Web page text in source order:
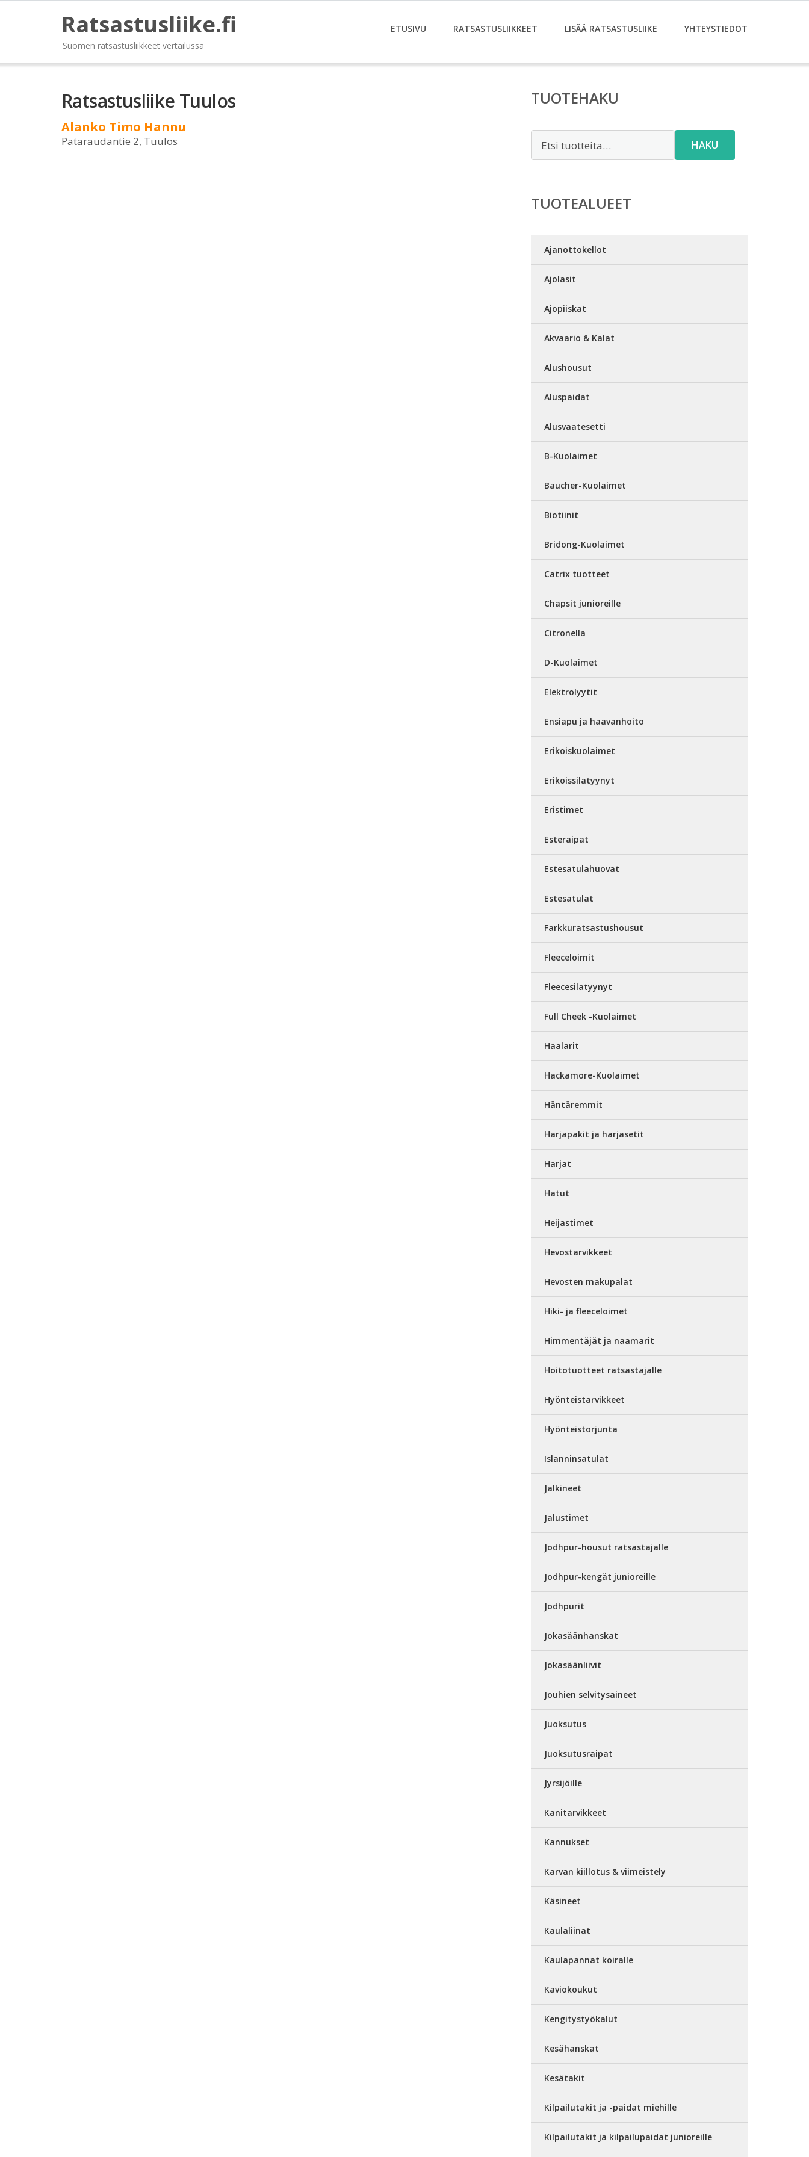
Ratsastusliike.fi
Suomen ratsastusliikkeet vertailussa
ETUSIVU RATSASTUSLIIKKEET LISÄÄ RATSASTUSLIIKE YHTEYSTIEDOT
Ratsastusliike Tuulos
Alanko Timo Hannu
Pataraudantie 2, Tuulos
TUOTEHAKU
HAKU
TUOTEALUEET
Ajanottokellot
Ajolasit
Ajopiiskat
Akvaario & Kalat
Alushousut
Aluspaidat
Alusvaatesetti
B-Kuolaimet
Baucher-Kuolaimet
Biotiinit
Bridong-Kuolaimet
Catrix tuotteet
Chapsit junioreille
Citronella
D-Kuolaimet
Elektrolyytit
Ensiapu ja haavanhoito
Erikoiskuolaimet
Erikoissilatyynyt
Eristimet
Esteraipat
Estesatulahuovat
Estesatulat
Farkkuratsastushousut
Fleeceloimit
Fleecesilatyynyt
Full Cheek -Kuolaimet
Haalarit
Hackamore-Kuolaimet
Häntäremmit
Harjapakit ja harjasetit
Harjat
Hatut
Heijastimet
Hevostarvikkeet
Hevosten makupalat
Hiki- ja fleeceloimet
Himmentäjät ja naamarit
Hoitotuotteet ratsastajalle
Hyönteistarvikkeet
Hyönteistorjunta
Islanninsatulat
Jalkineet
Jalustimet
Jodhpur-housut ratsastajalle
Jodhpur-kengät junioreille
Jodhpurit
Jokasäänhanskat
Jokasäänliivit
Jouhien selvitysaineet
Juoksutus
Juoksutusraipat
Jyrsijöille
Kanitarvikkeet
Kannukset
Karvan kiillotus & viimeistely
Käsineet
Kaulaliinat
Kaulapannat koiralle
Kaviokoukut
Kengitystyökalut
Kesähanskat
Kesätakit
Kilpailutakit ja -paidat miehille
Kilpailutakit ja kilpailupaidat junioreille